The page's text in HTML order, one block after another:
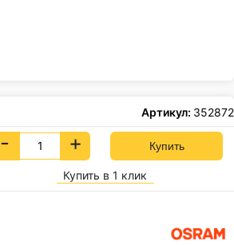
Артикул: 352872
- +
Купить в 1 клик